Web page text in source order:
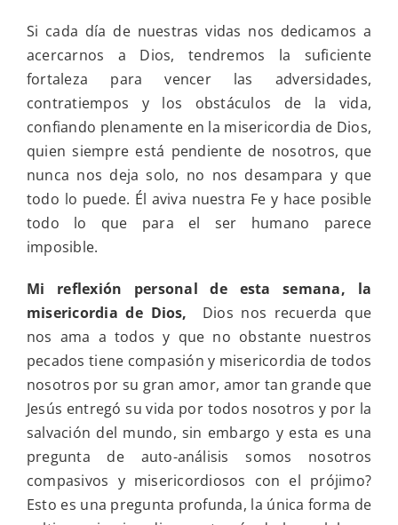
Dios
Si cada día de nuestras vidas nos dedicamos a
acercarnos a Dios, tendremos la suficiente
fortaleza para vencer las adversidades,
contratiempos y los obstáculos de la vida,
confiando plenamente en la misericordia de Dios,
quien siempre está pendiente de nosotros, que
nunca nos deja solo, no nos desampara y que
todo lo puede. Él aviva nuestra Fe y hace posible
todo lo que para el ser humano parece
imposible.
Mi reflexión personal de esta semana, la
misericordia de Dios, Dios nos recuerda que
nos ama a todos y que no obstante nuestros
pecados tiene compasión y misericordia de todos
nosotros por su gran amor, amor tan grande que
Jesús entregó su vida por todos nosotros y por la
salvación del mundo, sin embargo y esta es una
pregunta de auto-análisis somos nosotros
compasivos y misericordiosos con el prójimo?
Esto es una pregunta profunda, la única forma de